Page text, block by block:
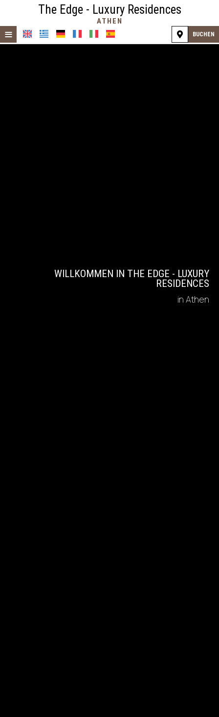
The Edge - Luxury Residences
ATHEN
≡ BUCHEN
WILLKOMMEN IN THE EDGE - LUXURY
RESIDENCES
in Athen